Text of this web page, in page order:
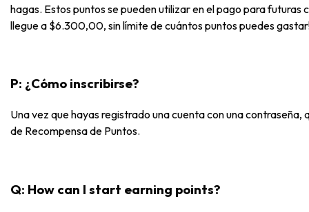
hagas. Estos puntos se pueden utilizar en el pago para
llegue a $6.300,00, sin límite de cuántos puntos puedes
P: ¿Cómo inscribirse?
Una vez que hayas registrado una cuenta con una
de Recompensa de Puntos.
Q: How can I start earning points?